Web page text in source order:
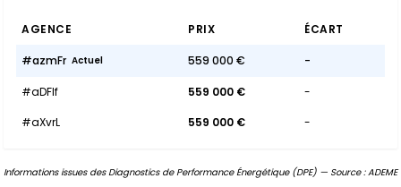
AGENCE PRIX ÉCART
#azmFr Actuel 559 000 € -
#aDFIf 559 000 €
-
#aXvrL
559 000 € -
Informations issues des Diagnostics de Performance Énergétique (DPE) — Source : ADEME